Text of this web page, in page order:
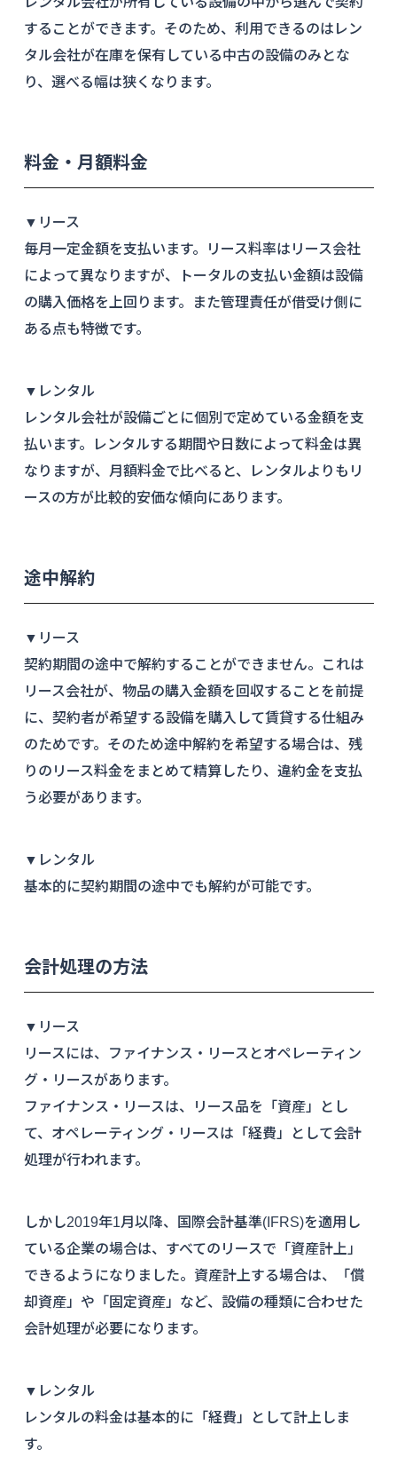
することができます。そのため、利用できるのはレン
タル会社が在庫を保有している中古の設備のみとな
り、選べる幅は狭くなります。
料金・月額料金
▼リース
毎月一定金額を支払います。リース料率はリース会社
によって異なりますが、トータルの支払い金額は設備
の購入価格を上回ります。また管理責任が借受け側に
ある点も特徴です。
▼レンタル
レンタル会社が設備ごとに個別で定めている金額を支
払います。レンタルする期間や日数によって料金は異
なりますが、月額料金で比べると、レンタルよりもリ
ースの方が比較的安価な傾向にあります。
途中解約
▼リース
契約期間の途中で解約することができません。これは
リース会社が、物品の購入金額を回収することを前提
に、契約者が希望する設備を購入して賃貸する仕組み
のためです。そのため途中解約を希望する場合は、残
りのリース料金をまとめて精算したり、違約金を支払
う必要があります。
▼レンタル
基本的に契約期間の途中でも解約が可能です。
会計処理の方法
▼リース
リースには、ファイナンス・リースとオペレーティン
グ・リースがあります。
ファイナンス・リースは、リース品を「資産」とし
て、オペレーティング・リースは「経費」として会計
処理が行われます。
しかし2019年1月以降、国際会計基準(IFRS)を適用し
ている企業の場合は、すべてのリースで「資産計上」
できるようになりました。資産計上する場合は、「償
却資産」や「固定資産」など、設備の種類に合わせた
会計処理が必要になります。
▼レンタル
レンタルの料金は基本的に「経費」として計上しま
す。